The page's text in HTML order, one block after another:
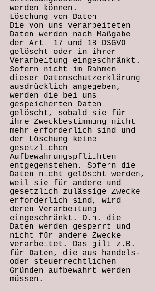
werden können.
Löschung von Daten
Die von uns verarbeiteten
Daten werden nach Maßgabe
der Art. 17 und 18 DSGVO
gelöscht oder in ihrer
Verarbeitung eingeschränkt.
Sofern nicht im Rahmen
dieser Datenschutzerklärung
ausdrücklich angegeben,
werden die bei uns
gespeicherten Daten
gelöscht, sobald sie für
ihre Zweckbestimmung nicht
mehr erforderlich sind und
der Löschung keine
gesetzlichen
Aufbewahrungspflichten
entgegenstehen. Sofern die
Daten nicht gelöscht werden,
weil sie für andere und
gesetzlich zulässige Zwecke
erforderlich sind, wird
deren Verarbeitung
eingeschränkt. D.h. die
Daten werden gesperrt und
nicht für andere Zwecke
verarbeitet. Das gilt z.B.
für Daten, die aus handels-
oder steuerrechtlichen
Gründen aufbewahrt werden
müssen.